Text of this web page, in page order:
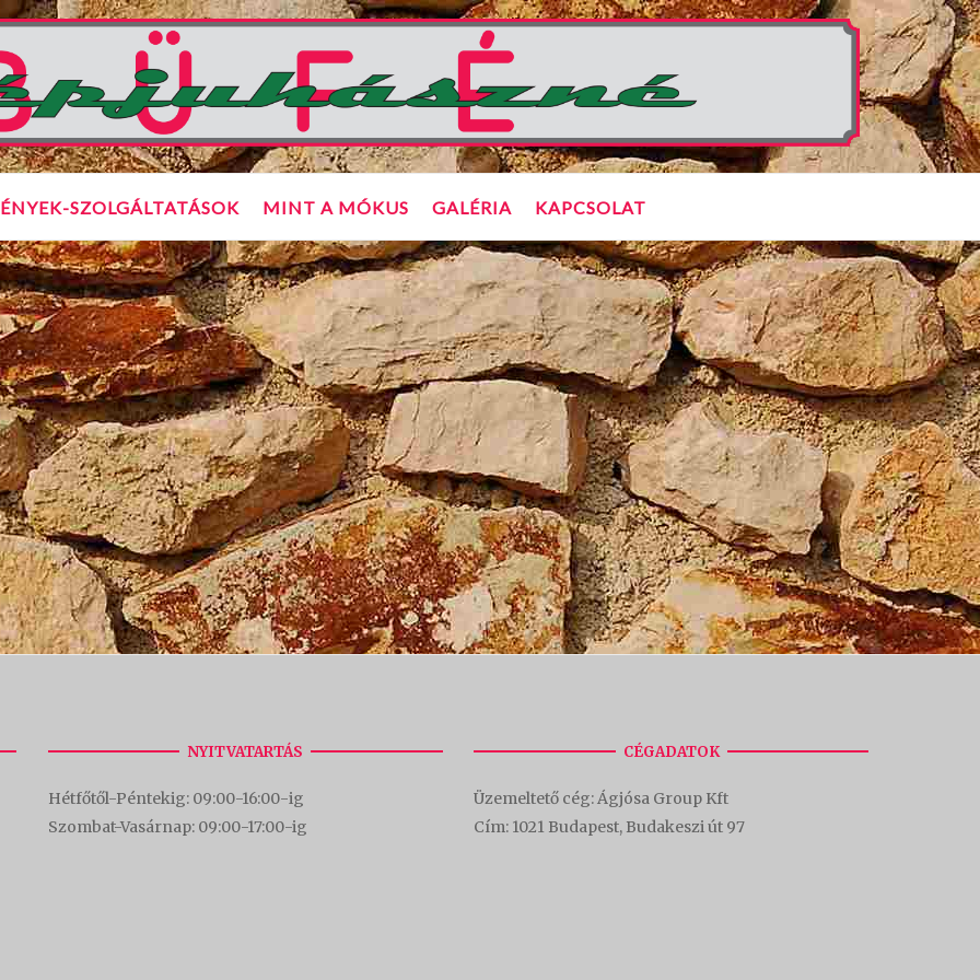
SZOLGÁLTATÁSOK MINT A MÓKUS GALÉRIA KAPCSOLAT
NYITVATARTÁS
Hétfőtől-Péntekig: 09:00-16:00-ig
Szombat-Vasárnap: 09:00-17:00-ig
CÉGADATOK
Üzemeltető cég: Ágjósa Group Kft
Cím: 1021 Budapest, Budakeszi út 97